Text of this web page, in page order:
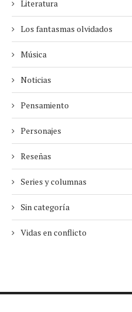
Literatura
Los fantasmas olvidados
Música
Noticias
Pensamiento
Personajes
Reseñas
Series y columnas
Sin categoría
Vidas en conflicto